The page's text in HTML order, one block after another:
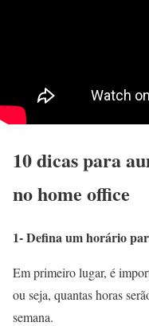
10 dicas para
no home office
1- Defina um horário
Em primeiro lugar, é
ou seja, quantas horas
semana.